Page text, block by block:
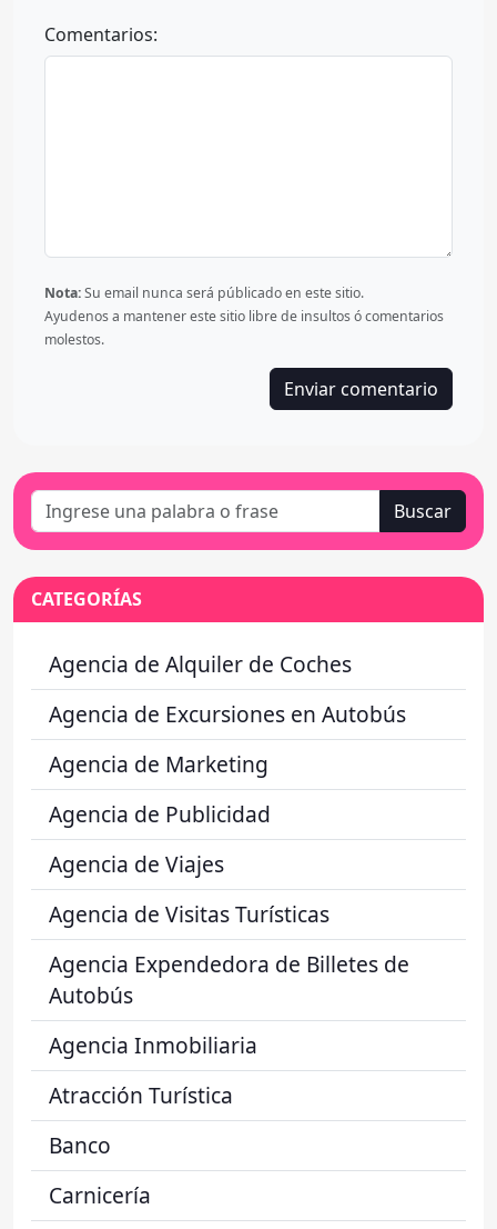
Comentarios:
Nota:Su email nunca será públicado en este sitio.
Ayudenos a mantener este sitio libre de insultos ó comentarios
molestos.
Buscar
CATEGORÍAS
Agencia de Alquiler de Coches
Agencia de Excursiones en Autobús
Agencia de Marketing
Agencia de Publicidad
Agencia de Viajes
Agencia de Visitas Turísticas
Agencia Expendedora de Billetes de
Autobús
Agencia Inmobiliaria
Atracción Turística
Banco
Carnicería